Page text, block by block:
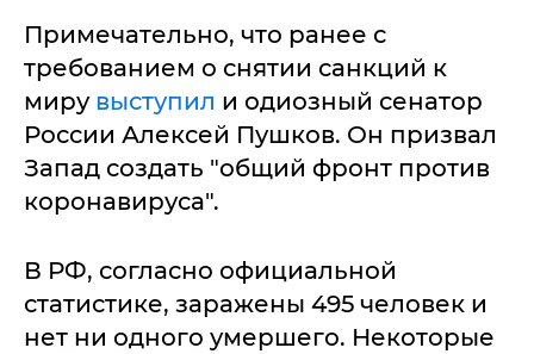
Примечательно, что ранее с
требованием о снятии санкций к
миру выступил и одиозный сенатор
России Алексей Пушков. Он призвал
Запад создать "общий фронт против
коронавируса".
В РФ, согласно официальной
статистике, заражены 495 человек и
нет ни одного умершего. Некоторые